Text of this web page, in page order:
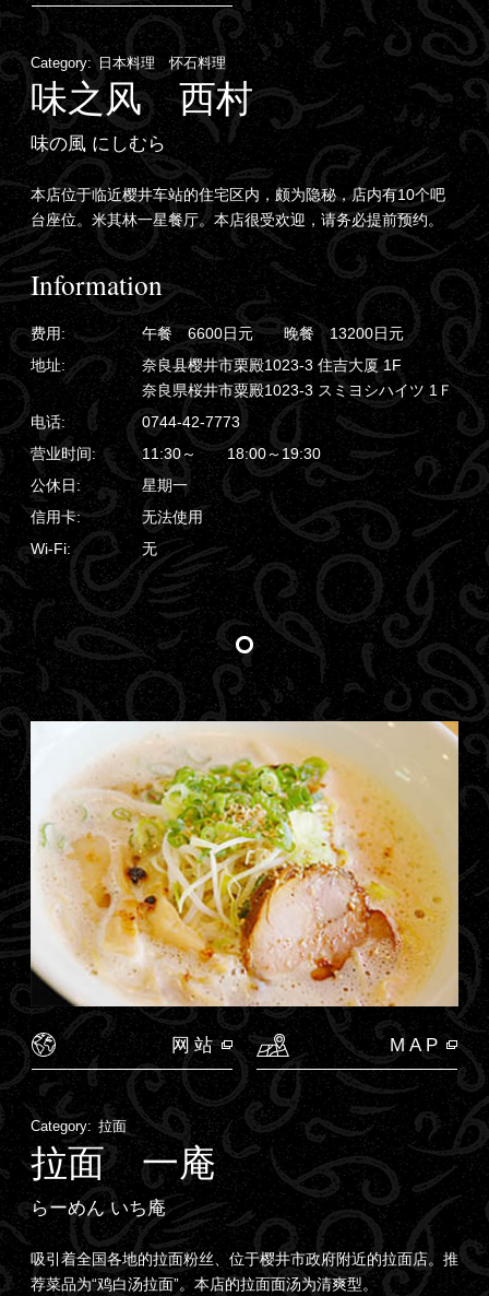
Category: 日本料理 怀石料理
味之风 西村
味の風 にしむら
本店位于临近樱井车站的住宅区内，颇为隐秘，店内有10个吧
台座位。米其林一星餐厅。本店很受欢迎，请务必提前预约。
Information
费用:
午餐 6600日元 晚餐 13200日元
地址:
奈良县樱井市栗殿1023-3 住吉大厦 1F
奈良県桜井市粟殿1023-3 スミヨシハイツ 1Ｆ
电话:
0744-42-7773
营业时间:
11:30～ 18:00～19:30
公休日:
星期一
信用卡:
无法使用
Wi-Fi:
无
网站 MAP
Category: 拉面
拉面 一庵
らーめん いち庵
吸引着全国各地的拉面粉丝、位于樱井市政府附近的拉面店。推
荐菜品为“鸡白汤拉面”。本店的拉面面汤为清爽型。